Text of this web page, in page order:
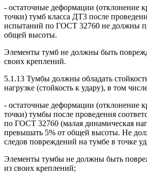
- остаточные деформации (отклонение
точки) тумб класса ДТ3 после
испытаний по ГОСТ 32760 не должны
общей высоты.
Элементы тумб не должны быть
своих креплений.
5.1.13 Тумбы должны обладать
нагрузке (стойкость к удару), в том
- остаточные деформации (отклонение
точки) тумбы после проведения
по ГОСТ 32760 (малая динамическая
превышать 5% от общей высоты. Не
следов повреждений на тумбе в точке
Элементы тумбы не должны быть
из своих креплений;